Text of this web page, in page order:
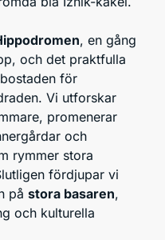
, en gång
och det praktfulla
för
Vi utforskar
promenerar
och
rymmer stora
fördjupar vi
på stora basaren,
och kulturella